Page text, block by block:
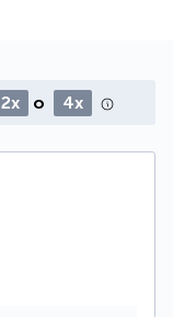
2x o 4x